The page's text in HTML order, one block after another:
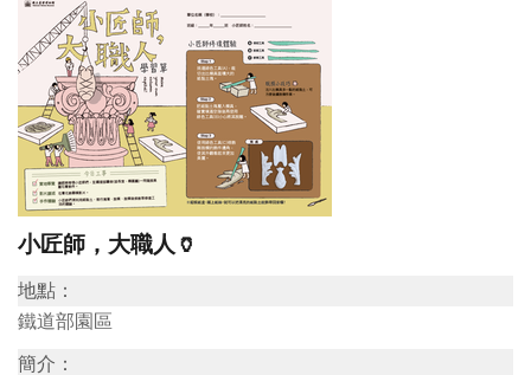
認
臺
博
參
觀
資
訊
小匠師，大職人🏺
地點：
鐵道部園區
簡介：